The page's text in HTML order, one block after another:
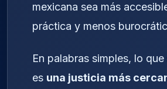
mexicana sea más
práctica y menos
En palabras simples, lo
es una justicia más